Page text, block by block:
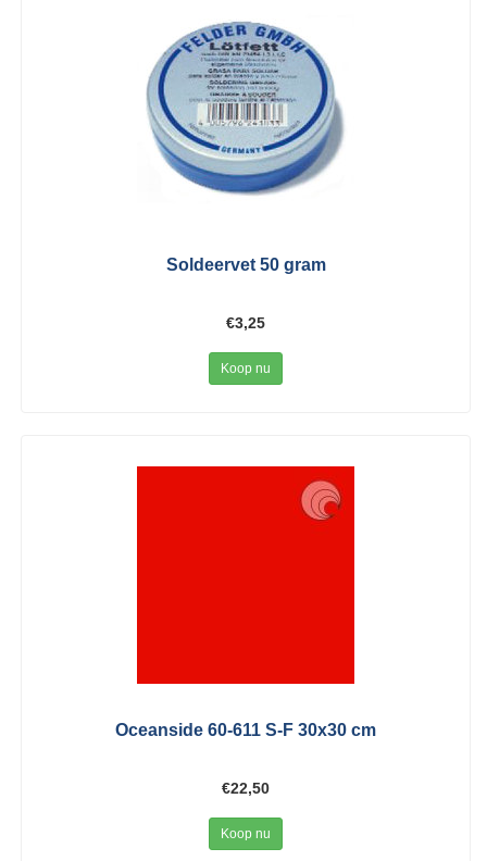
Soldeervet 50 gram
€3,25
Koop nu
Oceanside 60-611 S-F 30x30 cm
€22,50
Koop nu